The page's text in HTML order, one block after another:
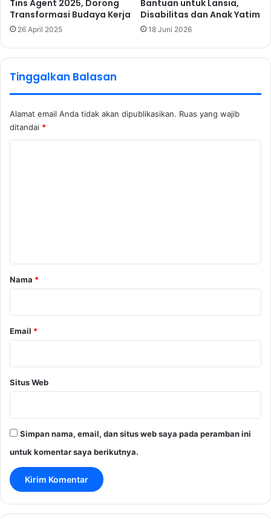
Tins Agent 2025, Dorong
Transformasi Budaya Kerja
26 April 2025
Bantuan untuk Lansia,
Disabilitas dan Anak Yatim
18 Juni 2026
Tinggalkan Balasan
Alamat email Anda tidak akan dipublikasikan. Ruas yang wajib
ditandai *
rNama *
Email *
Situs Web
Simpan nama, email, dan situs web saya pada peramban ini
untuk komentar saya berikutnya.